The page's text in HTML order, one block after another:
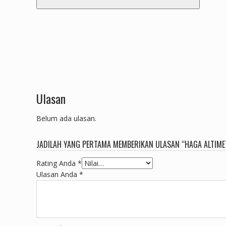
Ulasan
Belum ada ulasan.
JADILAH YANG PERTAMA MEMBERIKAN ULASAN “HAGA
Rating Anda *
Ulasan Anda *